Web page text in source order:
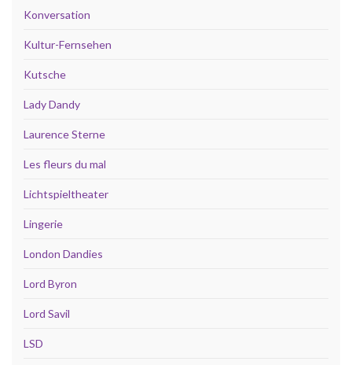
Konversation
Kultur-Fernsehen
Kutsche
Lady Dandy
Laurence Sterne
Les fleurs du mal
Lichtspieltheater
Lingerie
London Dandies
Lord Byron
Lord Savil
LSD